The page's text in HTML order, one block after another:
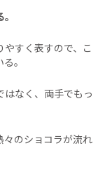
すく表すので、こ
。
はなく、両手でもっ
々のショコラが流れ